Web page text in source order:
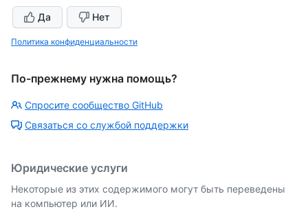
Да Нет
Политика конфиденциальности
По-прежнему нужна помощь?
Спросите сообщество GitHub
Связаться со службой поддержки
Юридические услуги
Некоторые из этих содержимого могут быть переведены
на компьютер или ИИ.